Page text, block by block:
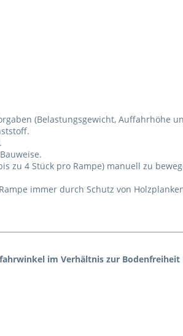
(Belastungsgewicht, Auffahrhöhe
zu 4 Stück pro Rampe) manuell zu
immer durch Schutz von
im Verhältnis zur